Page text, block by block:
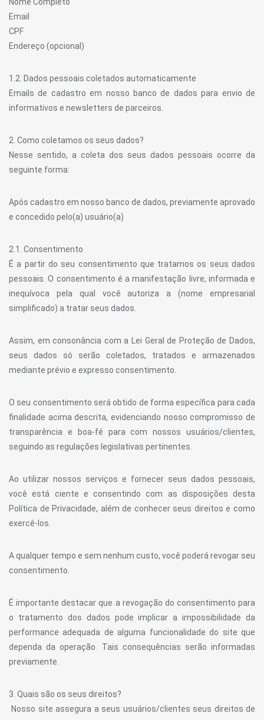
Email
CPF
Endereço (opcional)
1.2. Dados pessoais coletados automaticamente
Emails de cadastro em nosso banco de dados para envio de
informativos e newsletters de parceiros.
2. Como coletamos os seus dados?
Nesse sentido, a coleta dos seus dados pessoais ocorre da
seguinte forma:
Após cadastro em nosso banco de dados, previamente aprovado
e concedido pelo(a) usuário(a)
2.1. Consentimento
É a partir do seu consentimento que tratamos os seus dados
pessoais. O consentimento é a manifestação livre, informada e
inequívoca pela qual você autoriza a (nome empresarial
simplificado) a tratar seus dados.
Assim, em consonância com a Lei Geral de Proteção de Dados,
seus dados só serão coletados, tratados e armazenados
mediante prévio e expresso consentimento.
O seu consentimento será obtido de forma específica para cada
finalidade acima descrita, evidenciando nosso compromisso de
transparência e boa-fé para com nossos usuários/clientes,
seguindo as regulações legislativas pertinentes.
Ao utilizar nossos serviços e fornecer seus dados pessoais,
você está ciente e consentindo com as disposições desta
Política de Privacidade, além de conhecer seus direitos e como
exercê-los.
A qualquer tempo e sem nenhum custo, você poderá revogar seu
consentimento.
É importante destacar que a revogação do consentimento para
o tratamento dos dados pode implicar a impossibilidade da
performance adequada de alguma funcionalidade do site que
dependa da operação. Tais consequências serão informadas
previamente.
3. Quais são os seus direitos?
Nosso site assegura a seus usuários/clientes seus direitos de